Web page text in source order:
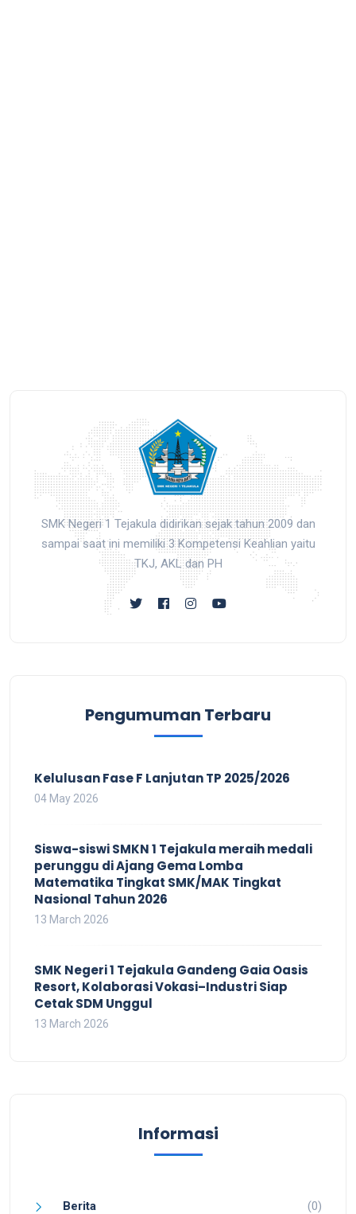
SMK Negeri 1 Tejakula didirikan sejak tahun 2009 dan
sampai saat ini memiliki 3 Kompetensi Keahlian yaitu
TKJ, AKL dan PH
Pengumuman Terbaru
Kelulusan Fase F Lanjutan TP 2025/2026
04 May 2026
Siswa-siswi SMKN 1 Tejakula meraih medali
perunggu di Ajang Gema Lomba
Matematika Tingkat SMK/MAK Tingkat
Nasional Tahun 2026
13 March 2026
SMK Negeri 1 Tejakula Gandeng Gaia Oasis
Resort, Kolaborasi Vokasi–Industri Siap
Cetak SDM Unggul
13 March 2026
Informasi
Berita (0)